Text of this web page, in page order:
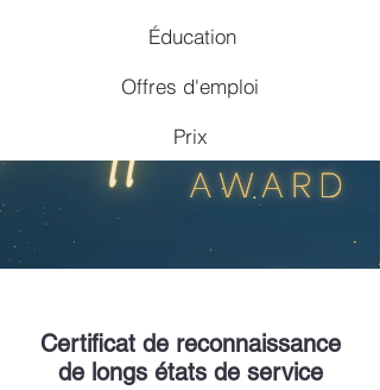
Éducation
Offres d'emploi
Prix
Certificat de reconnaissance
de longs états de service